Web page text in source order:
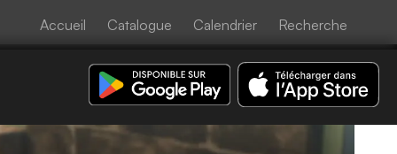
Accueil Catalogue Calendrier Recherche